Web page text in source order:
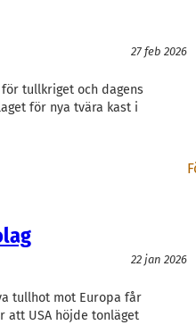
27 feb 2026
tullkriget och dagens
för nya tvära kast i
22 jan 2026
tullhot mot Europa får
att USA höjde tonläget